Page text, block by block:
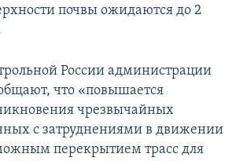
почвы ожидаются до 2
России администрации
что «повышается
чрезвычайных
с затруднениями в движении
перекрытием трасс для